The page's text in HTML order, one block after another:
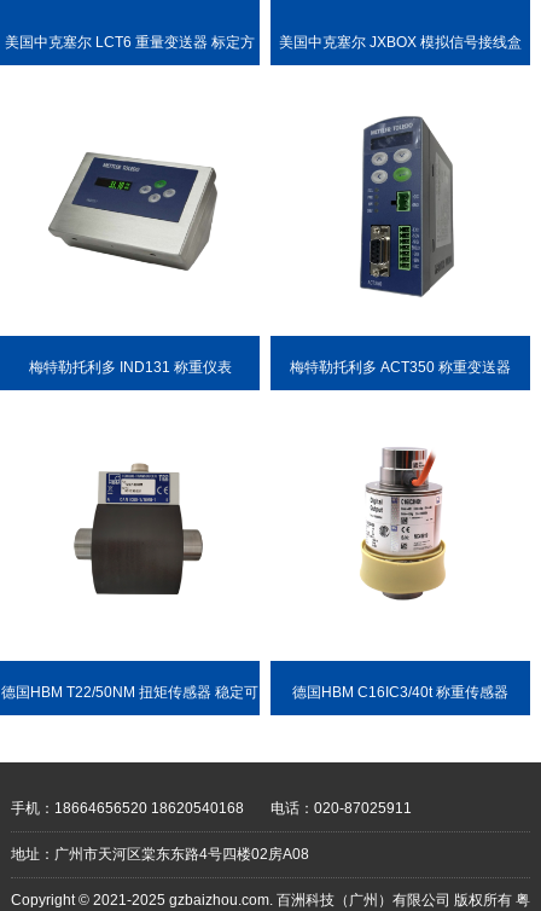
美国中克塞尔 LCT6 重量变送器 标定方 美国中克塞尔 JXBOX 模拟信号接线盒
梅特勒托利多 IND131 称重仪表 梅特勒托利多 ACT350 称重变送器
德国HBM T22/50NM 扭矩传感器 稳定可 德国HBM C16IC3/40t 称重传感器
手机：18664656520 18620540168 电话：020-87025911
地址：广州市天河区棠东东路4号四楼02房A08
Copyright © 2021-2025 gzbaizhou.com. 百洲科技（广州）有限公司 版权所有 粤